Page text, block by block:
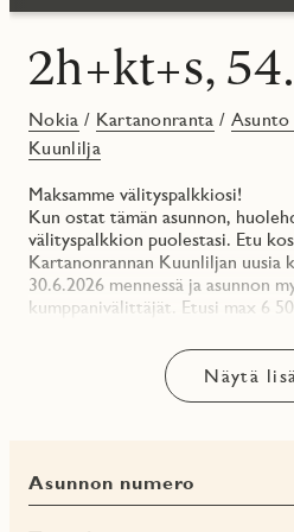
2h+kt+s,
Nokia / Kartanonranta / Asunto
Kuunlilja
Maksamme välityspalkkiosi!
Kun ostat tämän asunnon,
välityspalkkion puolestasi. Etu
Kartanonrannan Kuunliljan uusia
30.6.2026 mennessä ja asunnon
kumppanivälittäjät. Etusi max 6
Valoisa olohuone ja huumaavat
mahdollista toteuttaa saareke ja
ruokapöydälle. Olohuone on
Näytä
Asunnon numero